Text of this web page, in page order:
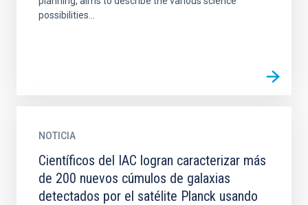
possibilities...
NOTICIA
Científicos del IAC logran caracterizar más
de 200 nuevos cúmulos de galaxias
detectados por el satélite Planck usando